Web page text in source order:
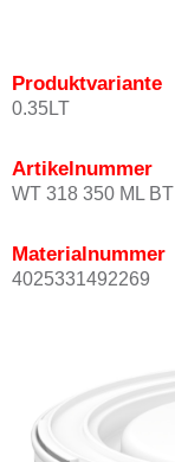
Produktvariante
0.35LT
Artikelnummer
WT 318 350 ML BT
Materialnummer
4025331492269